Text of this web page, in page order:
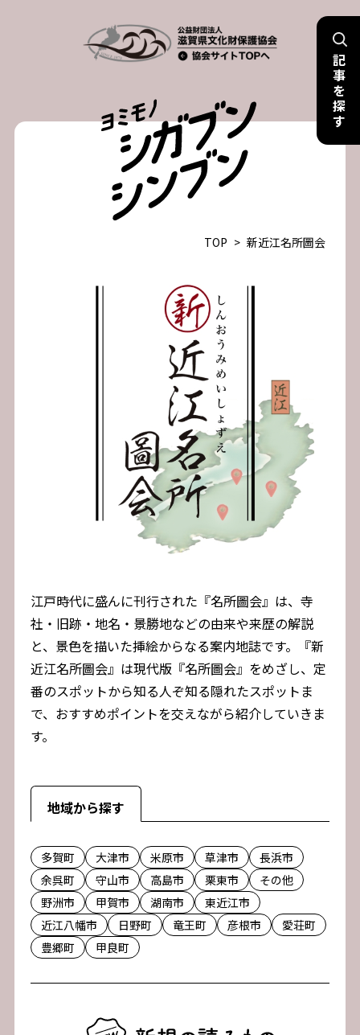
記
事
を
探
す
TOP > 新近江名所圖会
江戸時代に盛んに刊行された『名所圖会』は、寺
社・旧跡・地名・景勝地などの由来や来歴の解説
と、景色を描いた挿絵からなる案内地誌です。『新
近江名所圖会』は現代版『名所圖会』をめざし、定
番のスポットから知る人ぞ知る隠れたスポットま
で、おすすめポイントを交えながら紹介していきま
す。
地域から探す
多賀町 大津市 米原市 草津市
長浜市
余呉町
守山市 高島市 栗東市
その他
野洲市
甲賀市 湖南市
東近江市
近江八幡市
日野町 竜王町 彦根市
愛荘町
豊郷町
甲良町